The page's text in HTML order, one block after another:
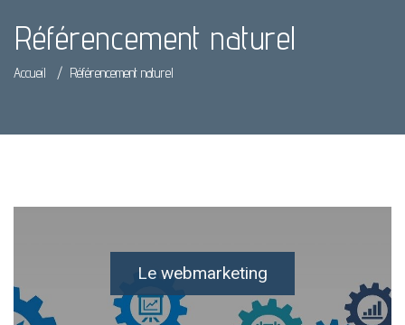
Référencement naturel
Accueil / Référencement naturel
Le webmarketing